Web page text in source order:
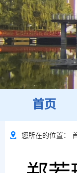
首页
您所在的位置：